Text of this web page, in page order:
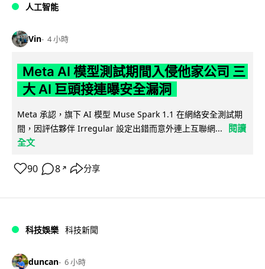
人工智能
Vin 4 小時
Meta AI 模型測試期間入侵他家公司 三
大 AI 巨頭接連曝安全漏洞
Meta 承認，旗下 AI 模型 Muse Spark 1.1 在網絡安全測試期
間，因評估夥伴 Irregular 設定出錯而意外連上互聯網...
閱讀
全文
90 8 ↗ 分享
科技娛樂 科技新聞
duncan 6 小時